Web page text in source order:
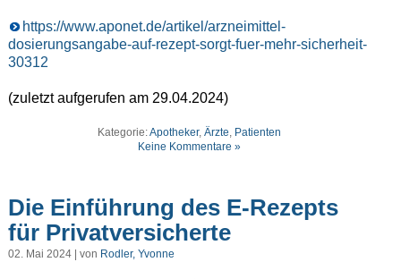
https://www.aponet.de/artikel/arzneimittel-
dosierungsangabe-auf-rezept-sorgt-fuer-mehr-sicherheit-
30312
(zuletzt aufgerufen am 29.04.2024)
Kategorie:Apotheker,Ärzte, Patienten
Keine Kommentare »
Die Einführung des E-Rezepts
für Privatversicherte
02. Mai 2024 | von Rodler, Yvonne